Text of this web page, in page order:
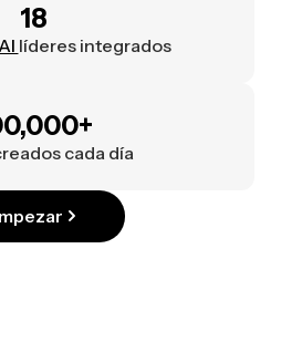
18
AI líderes integrados
cada día